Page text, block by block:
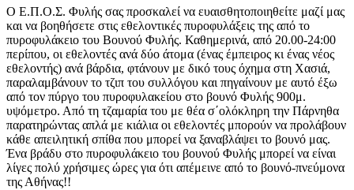
Ο Ε.Π.Ο.Σ. Φυλής σας προσκαλεί να ευαισθητοποιηθείτε μαζί μας
και να βοηθήσετε στις εθελοντικές πυροφυλάξεις της από το
πυροφυλάκειο του Βουνού Φυλής. Καθημερινά, από 20.00-24:00
περίπου, οι εθελοντές ανά δύο άτομα (ένας έμπειρος κι ένας νέος
εθελοντής) ανά βάρδια, φτάνουν με δικό τους όχημα στη Χασιά,
παραλαμβάνουν το τζιπ του συλλόγου και πηγαίνουν με αυτό έξω
από τον πύργο του πυροφυλακείου στο βουνό Φυλής 900μ.
υψόμετρο. Από τη τζαμαρία του με θέα σ΄ολόκληρη την Πάρνηθα
παρατηρώντας απλά με κιάλια οι εθελοντές μπορούν να προλάβουν
κάθε απειλητική σπίθα που μπορεί να ξαναβλάψει το βουνό μας.
Ένα βράδυ στο πυροφυλάκειο του βουνού Φυλής μπορεί να είναι
λίγες πολύ χρήσιμες ώρες για ότι απέμεινε από το βουνό-πνεύμονα
της Αθήνας!!